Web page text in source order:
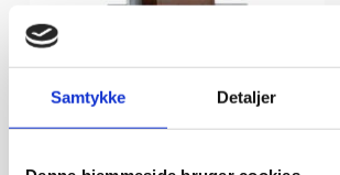
Samtykke Detaljer